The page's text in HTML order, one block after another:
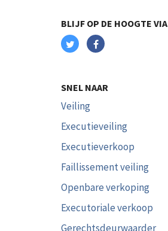
BLIJF OP DE HOOGTE VIA
SNEL NAAR
Veiling
Executieveiling
Executieverkoop
Faillissement veiling
Openbare verkoping
Executoriale verkoop
Gerechtsdeurwaarder